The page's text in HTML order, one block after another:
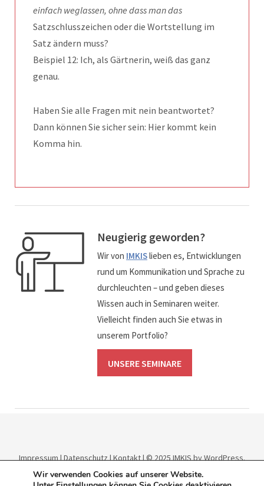
einfach weglassen, ohne dass man das
Satzschlusszeichen oder die Wortstellung im
Satz ändern muss?
Beispiel 12: Ich, als Gärtnerin, weiß das ganz
genau.
Haben Sie alle Fragen mit nein beantwortet?
Dann können Sie sicher sein: Hier kommt kein
Komma hin.
Neugierig geworden?
Wir von IMKISlieben es, Entwicklungen
rund um Kommunikation und Sprache zu
durchleuchten – und geben dieses
Wissen auch in Seminaren weiter.
Vielleicht finden auch Sie etwas in
unserem Portfolio?
UNSERE SEMINARE
Impressum|Datenschutz|Kontakt| © 2025IMKISby WordPress.
Theme: Elmastudio.
Wir verwenden Cookies auf unserer Website.